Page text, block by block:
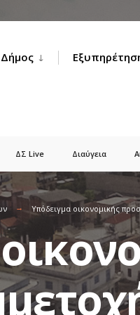
Δήμος
ΔΣ Live Διαύγεια
Υπόδειγμα οικονομικής